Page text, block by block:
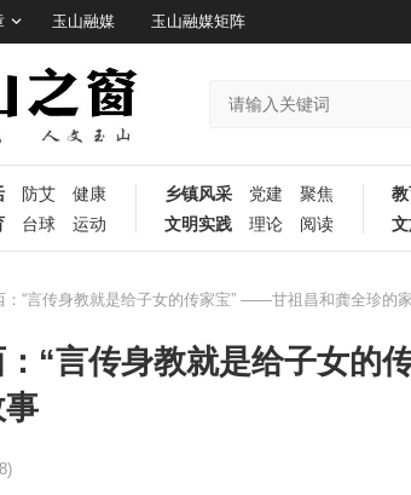
玉山融媒 玉山融媒矩阵
防艾
健康
台球 运动
乡镇风采 党建
聚焦
文明实践
理论 阅读
：“言传身教就是给子女的传家宝” ——甘祖昌和龚全珍的
：“言传身教就是给子女